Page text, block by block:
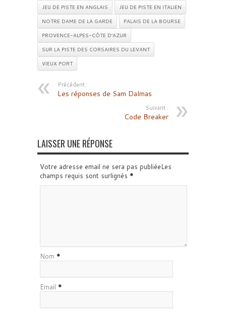
JEU DE PISTE EN ANGLAIS
JEU DE PISTE EN ITALIEN
NOTRE DAME DE LA GARDE
PALAIS DE LA BOURSE
PROVENCE-ALPES-CÔTE D’AZUR
SUR LA PISTE DES CORSAIRES DU LEVANT
VIEUX PORT
Précédent :
Les réponses de Sam Dalmas
Suivant :
Code Breaker
LAISSER UNE RÉPONSE
Votre adresse email ne sera pas publiéeLes
champs requis sont surlignés *
Nom *
Email *